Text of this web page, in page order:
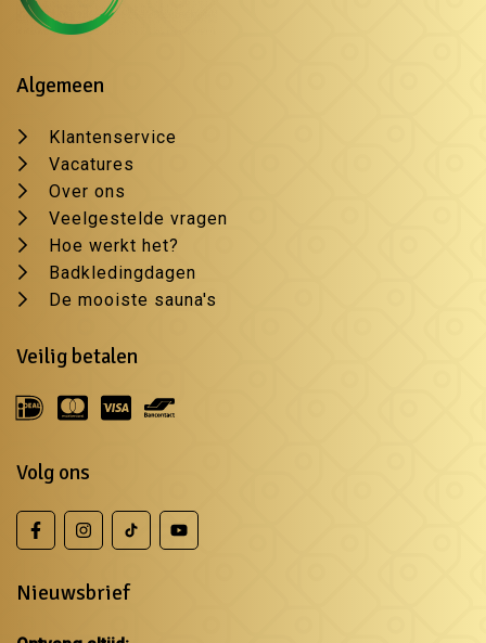
Algemeen
Klantenservice
Vacatures
Over ons
Veelgestelde vragen
Hoe werkt het?
Badkledingdagen
De mooiste sauna's
Veilig betalen
Volg ons
Nieuwsbrief